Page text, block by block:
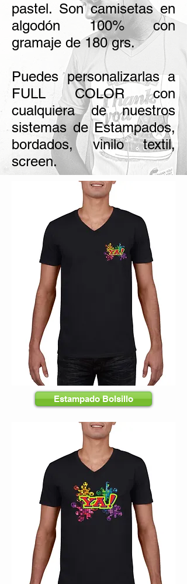
pastel. Son camisetas en
algodón 100% con
gramaje de 180 grs.
Puedes personalizarlas a
FULL COLOR con
cualquiera de nuestros
sistemas de Estampados,
bordados, vinilo textil,
screen.
Estampado Bolsillo